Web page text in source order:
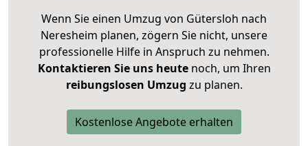
Wenn Sie einen Umzug von Gütersloh nach
Neresheim planen, zögern Sie nicht, unsere
professionelle Hilfe in Anspruch zu nehmen.
Kontaktieren Sie uns heutenoch, um Ihren
reibungslosen Umzug zu planen.
Kostenlose Angebote erhalten